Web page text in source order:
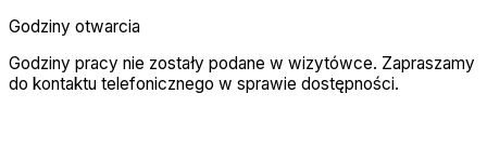
Godziny otwarcia
Godziny pracy nie zostały podane w wizytówce. Zapraszamy
do kontaktu telefonicznego w sprawie dostępności.